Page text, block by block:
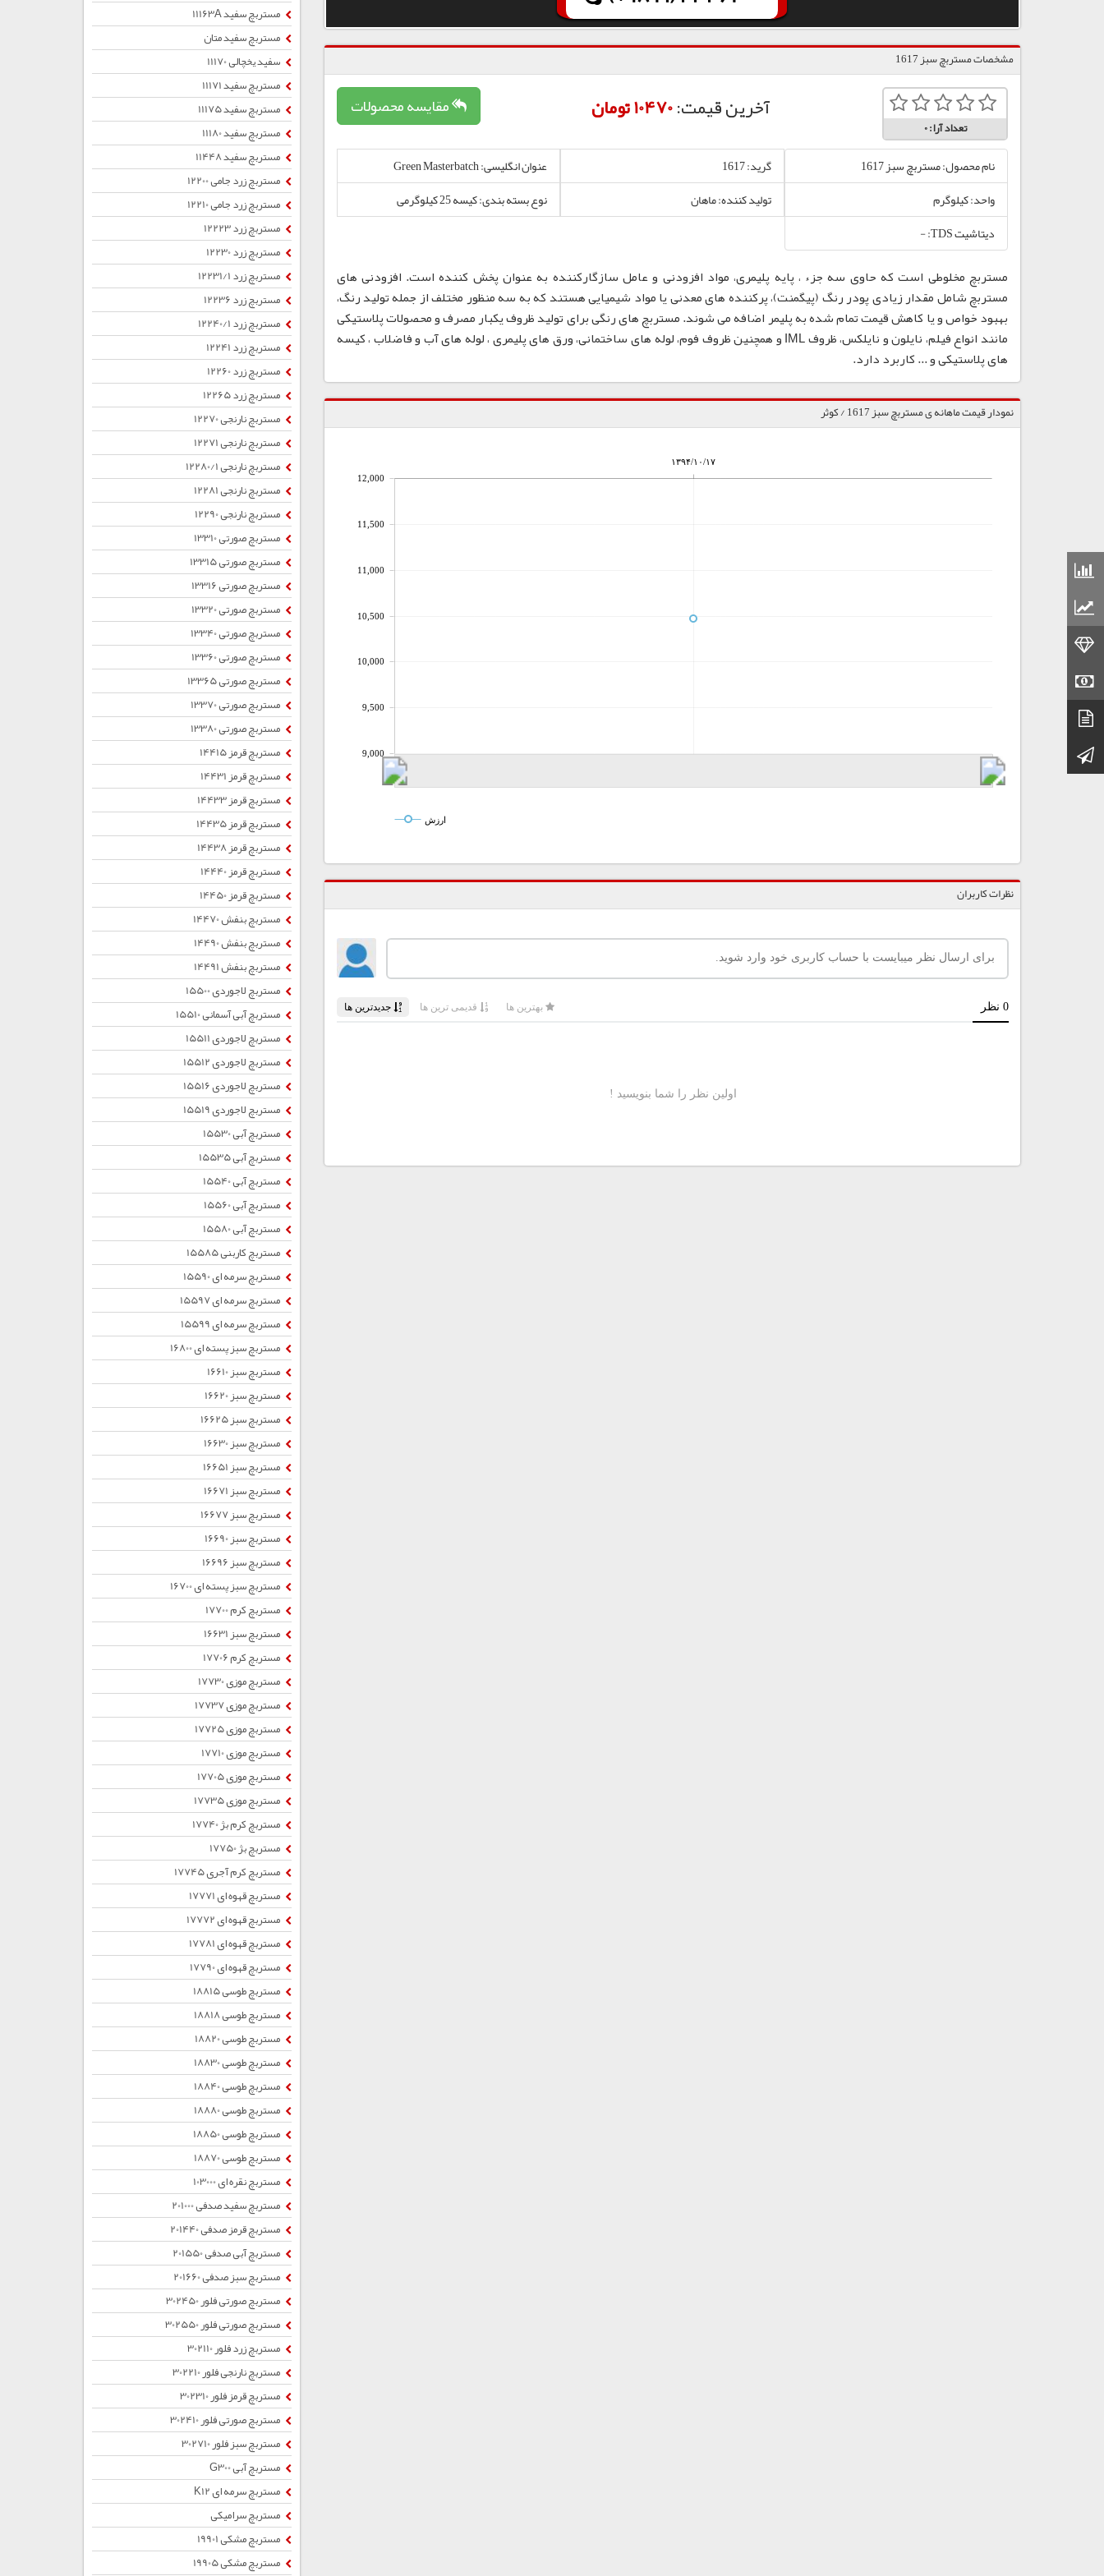
کانال تلگرام
مشخصات مستربچ سبز 1617
تعداد آرا:0
مقایسه محصولات آخرین قیمت:10470 تومان
نام محصول: مستربچ سبز 1617 گرید: 1617
عنوان انگلیسی: Green Masterbatch
واحد: کیلوگرم
تولید کننده: ماهان
نوع بسته بندی: کیسه 25 کیلوگرمی
دیتاشیت TDS: -
مستربچ مخلوطی است که حاوی سه جزء ، پایه پلیمری، مواد افزودنی و عامل سازگارکننده به عنوان پخش کننده است. افزودنی های
مستربچ شامل مقدار زیادی پودر رنگ (پیگمنت)، پرکننده های معدنی یا مواد شیمیایی هستند که به سه منظور مختلف از جمله تولید رنگ،
بهبود خواص و یا کاهش قیمت تمام شده به پلیمر اضافه می شوند. مستربچ های رنگی برای تولید ظروف یکبار مصرف و محصولات پلاستیکی
مانند انواع فیلم، نایلون و نایلکس، ظروف IML و همچنین ظروف فوم، لوله های ساختمانی، ورق های پلیمری ، لوله های آب و فاضلاب ، کیسه
های پلاستیکی و ... کاربرد دارد.
نمودار قیمت ماهانه ی مستربچ سبز 1617 / کوثر
۱۳۹۴/۱۰/۱۷
9,000
9,500
10,000
10,500
11,000
11,500
12,000
ارزش
نظرات کاربران
مستربچ سفید 11163A
مستربچ سفید متان
سفید یخچالی 11170
مستربچ سفید 11171
مستربچ سفید 11175
مستربچ سفید 11180
مستربچ سفید 11448
مستربچ زرد جامی 12200
مستربچ زرد جامی 12210
مستربچ زرد 12223
مستربچ زرد 12230
مستربچ زرد 12231/1
مستربچ زرد 12236
مستربچ زرد 12240/1
مستربچ زرد 12241
مستربچ زرد 12260
مستربچ زرد 12265
مستربچ نارنجی 12270
مستربچ نارنجی 12271
مستربچ نارنجی 12280/1
مستربچ نارنجی 12281
مستربچ نارنجی 12290
مستربچ صورتی 13310
مستربچ صورتی 13315
مستربچ صورتی 13316
مستربچ صورتی 13320
مستربچ صورتی 13340
مستربچ صورتی 13360
مستربچ صورتی 13365
مستربچ صورتی 13370
مستربچ صورتی 13380
مستربچ قرمز 14415
مستربچ قرمز 14431
مستربچ قرمز 14433
مستربچ قرمز 14435
مستربچ قرمز 14438
مستربچ قرمز 14440
مستربچ قرمز 14450
مستربچ بنفش 14470
مستربچ بنفش 14490
مستربچ بنفش 14491
مستربچ لاجوردی 15500
مستربچ آبی آسمانی 15510
مستربچ لاجوردی 15511
مستربچ لاجوردی 15512
مستربچ لاجوردی 15516
مستربچ لاجوردی 15519
مستربچ آبی 15530
مستربچ آبی 15535
مستربچ آبی 15540
مستربچ آبی 15560
مستربچ آبی 15580
مستربچ کاربنی 15585
مستربچ سرمه ای 15590
مستربچ سرمه ای 15597
مستربچ سرمه ای 15599
مستربچ سبز پسته ای 16800
مستربچ سبز 16610
مستربچ سبز 16620
مستربچ سبز 16625
مستربچ سبز 16630
مستربچ سبز 16651
مستربچ سبز 16671
مستربچ سبز 16677
مستربچ سبز 16690
مستربچ سبز 16696
مستربچ سبز پسته ای 16700
مستربچ کرم 17700
مستربچ سبز 16631
مستربچ کرم 17706
مستربچ موزی 17730
مستربچ موزی 17737
مستربچ موزی 17725
مستربچ موزی 17710
مستربچ موزی 17705
مستربچ موزی 17735
مستربچ کرم بژ 17740
مستربچ بژ 17750
مستربچ کرم آجری 17745
مستربچ قهوه ای 17771
مستربچ قهوه ای 17772
مستربچ قهوه ای 17781
مستربچ قهوه ای 17790
مستربچ طوسی 18815
مستربچ طوسی 18818
مستربچ طوسی 18820
مستربچ طوسی 18830
مستربچ طوسی 18840
مستربچ طوسی 18880
مستربچ طوسی 18850
مستربچ طوسی 18870
مستربچ نقره ای 103000
مستربچ سفید صدفی 201000
مستربچ قرمز صدفی 201440
مستربچ آبی صدفی 201550
مستربچ سبز صدفی 201660
مستربچ صورتی فلور 302450
مستربچ صورتی فلور 302550
مستربچ زرد فلور 302110
مستربچ نارنجی فلور 302210
مستربچ قرمز فلور 302310
مستربچ صورتی فلور 302410
مستربچ سبز فلور 302710
مستربچ آبی G300
مستربچ سرمه ای K12
مستربچ سرامیکی
مستربچ مشکی 19901
مستربچ مشکی 19905